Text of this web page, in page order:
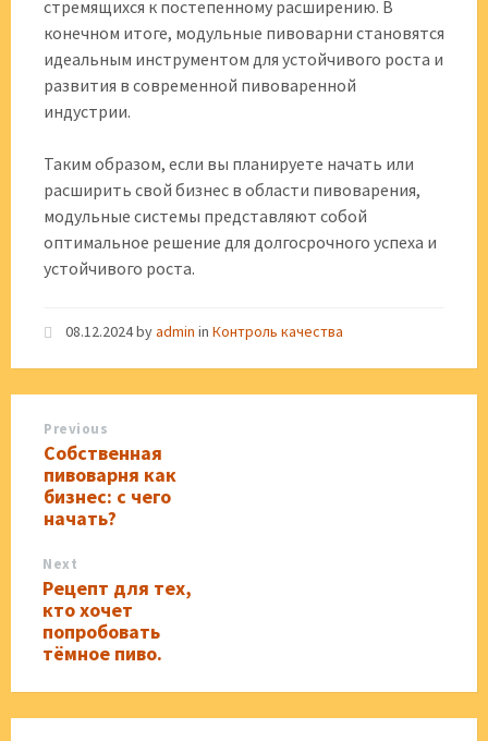
стремящихся к постепенному расширению. В
конечном итоге, модульные пивоварни становятся
идеальным инструментом для устойчивого роста и
развития в современной пивоваренной
индустрии.
Таким образом, если вы планируете начать или
расширить свой бизнес в области пивоварения,
модульные системы представляют собой
оптимальное решение для долгосрочного успеха и
устойчивого роста.
08.12.2024byadmin in Контроль качества
Previous
Собственная
пивоварня как
бизнес: с чего
начать?
Next
Рецепт для тех,
кто хочет
попробовать
тёмное пиво.